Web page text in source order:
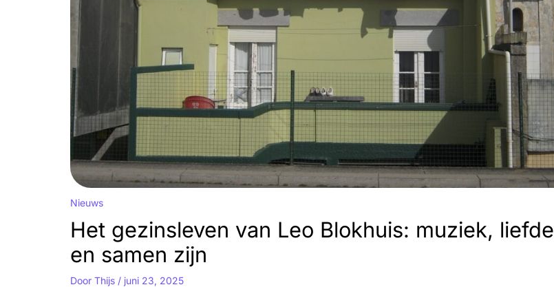
Nieuws
Het gezinsleven van Leo Blokhuis: muziek, liefde
en samen zijn
Door Thijs / juni 23, 2025